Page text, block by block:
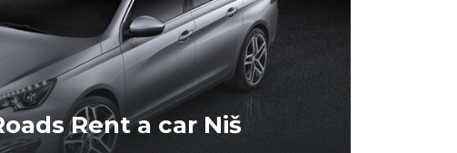
Rent a car Niš